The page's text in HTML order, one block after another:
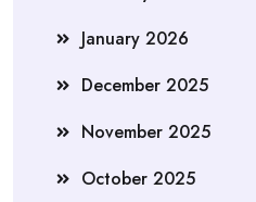
January 2026
December 2025
November 2025
October 2025